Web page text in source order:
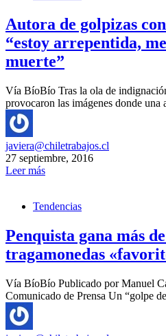
Autora de golpizas
“estoy arrepentida,
muerte”
Vía BíoBío Tras la ola de
provocaron las imágenes donde
javiera@chiletrabajos.cl
27 septiembre, 2016
Leer más
Tendencias
Penquista gana más
tragamonedas
Vía BíoBío Publicado por Manuel
Comunicado de Prensa Un “golpe